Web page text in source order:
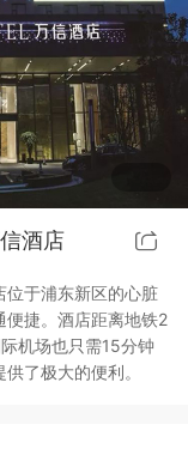
酒店
位于浦东新区的心脏
便捷。酒店距离地铁2
机场也只需15分钟
了极大的便利。